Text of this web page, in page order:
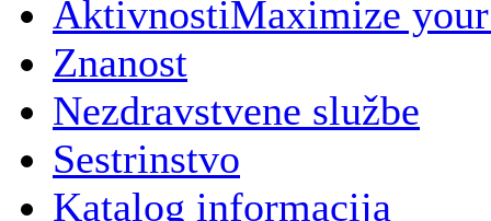
AktivnostiMaximize
Znanost
Nezdravstvene službe
Sestrinstvo
Katalog informacija